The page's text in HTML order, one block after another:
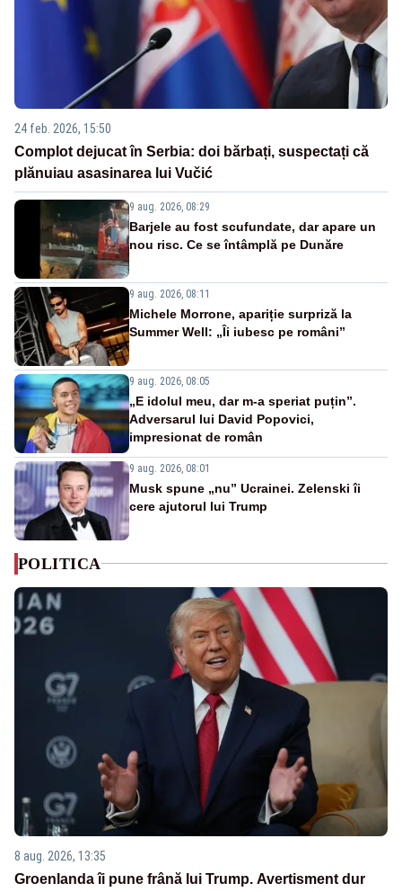
24 feb. 2026, 15:50
Complot dejucat în Serbia: doi bărbați, suspectați că
plănuiau asasinarea lui Vučić
9 aug. 2026, 08:29
Barjele au fost scufundate, dar apare un
nou risc. Ce se întâmplă pe Dunăre
9 aug. 2026, 08:11
Michele Morrone, apariție surpriză la
Summer Well: „Îi iubesc pe români”
9 aug. 2026, 08:05
„E idolul meu, dar m-a speriat puțin”.
Adversarul lui David Popovici,
impresionat de român
9 aug. 2026, 08:01
Musk spune „nu” Ucrainei. Zelenski îi
cere ajutorul lui Trump
POLITICA
8 aug. 2026, 13:35
Groenlanda îi pune frână lui Trump. Avertisment dur